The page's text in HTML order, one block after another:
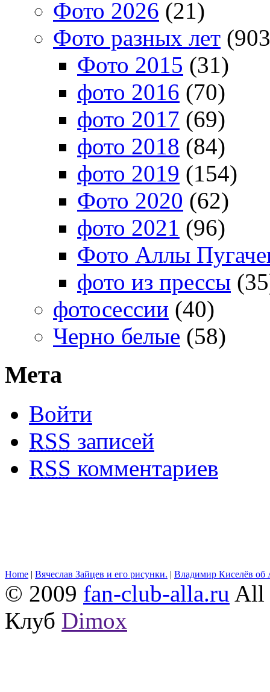
Фото 2026 (21)
Фото разных лет
Фото 2015 (31)
фото 2016 (70)
фото 2017 (69)
фото 2018 (84)
фото 2019 (154)
Фото 2020 (62)
фото 2021 (96)
Фото Аллы
фото из прессы
фотосессии (40)
Черно белые (58)
Мета
Войти
RSS записей
RSS комментариев
Home | Вячеслав Зайцев и его рисунки. | Владимир Киселёв об
© 2009 fan-club-alla.ru All
Клуб Dimox